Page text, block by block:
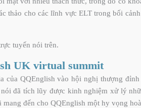
thảo cho các lĩnh vực ELT trong bối
tuyến nói trên.
UK virtual summit
của QQEnglish vào hội nghị thượng
đã tích lũy được kinh nghiệm xử lý
đến cho QQEnglish một hy vọng